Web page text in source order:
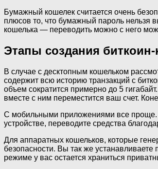
Бумажный кошелек считается очень
плюсов то, что бумажный пароль нельзя
кошелька — переводить можно с него
Этапы создания
В случае с десктопным кошельком
содержит всю историю транзакций с
объем сократится примерно до 5
вместе с ним переместится ваш счет.
С мобильными приложениями все проще.
устройстве, переводите средства
Для аппаратных кошельков, которые
безопасности. Вы так же
режиме у вас остается храниться